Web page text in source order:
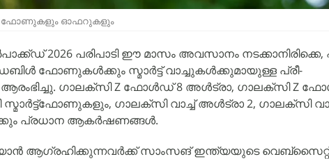
ഫോണുകളും ഓഫറുകളും
2026 പരിപാടി ഈ മാസം അവസാനം
ഫോണുകൾക്കും സ്മാർട്ട് വാച്ചുകൾക്കുമായുള്ള പ്രീ-
ഗാലക്‌സി Z ഫോൾഡ് 8 അൾട്രാ, ഗാലക്‌സി Z
സ്മാർട്ട്‌ഫോണുകളും, ഗാലക്‌സി വാച്ച് അൾട്രാ 2, ഗാലക്‌സി
പ്രധാന ആകർഷണങ്ങൾ.
ആഗ്രഹിക്കുന്നവർക്ക് സാംസങ് ഇന്ത്യയുടെ വെബ്‌സൈറ്റ്